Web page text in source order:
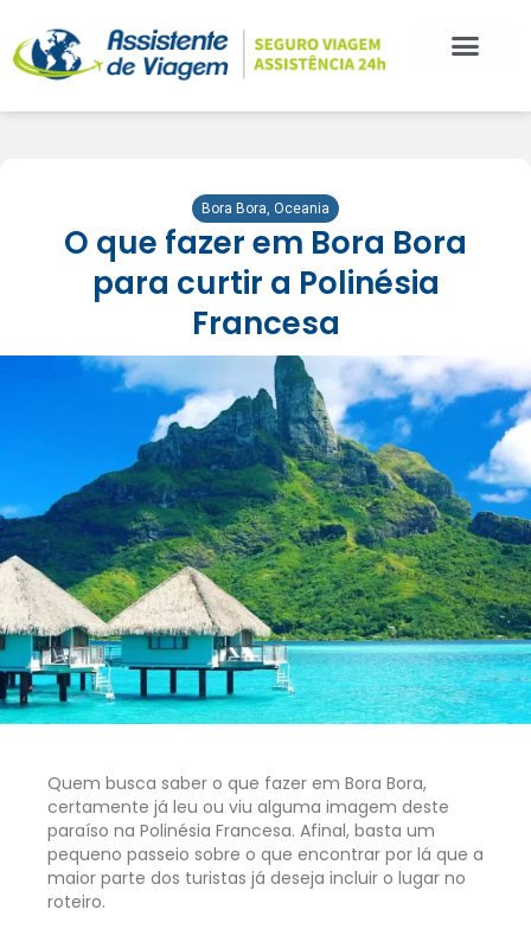
Bora Bora, Oceania
O que fazer em Bora Bora
para curtir a Polinésia
Francesa
Quem busca saber o que fazer em Bora Bora,
certamente já leu ou viu alguma imagem deste
paraíso na Polinésia Francesa. Afinal, basta um
pequeno passeio sobre o que encontrar por lá que a
maior parte dos turistas já deseja incluir o lugar no
roteiro.